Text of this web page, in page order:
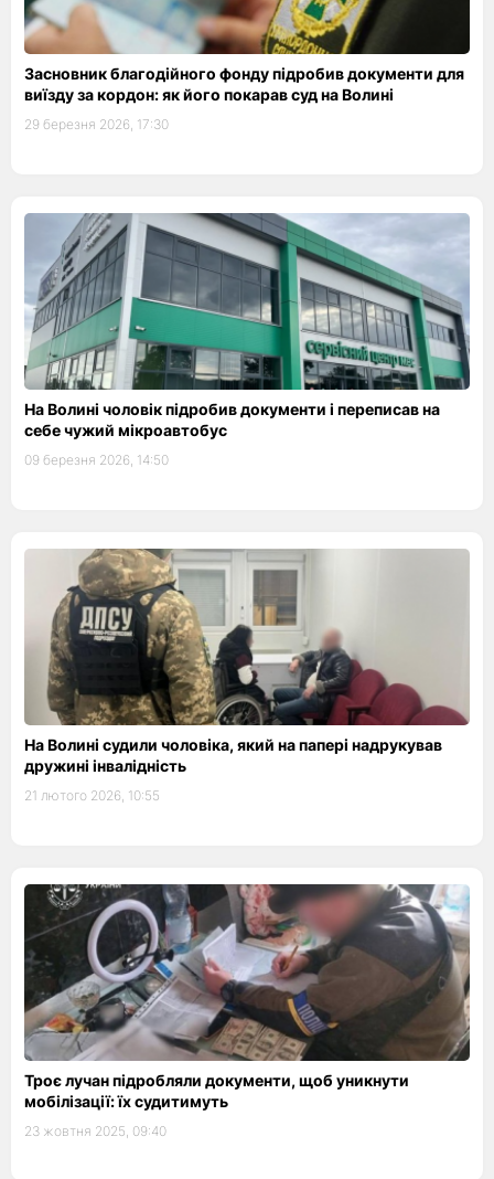
Засновник благодійного фонду підробив документи для
виїзду за кордон: як його покарав суд на Волині
29 березня 2026, 17:30
На Волині чоловік підробив документи і переписав на
себе чужий мікроавтобус
09 березня 2026, 14:50
На Волині судили чоловіка, який на папері надрукував
дружині інвалідність
21 лютого 2026, 10:55
Троє лучан підробляли документи, щоб уникнути
мобілізації: їх судитимуть
23 жовтня 2025, 09:40